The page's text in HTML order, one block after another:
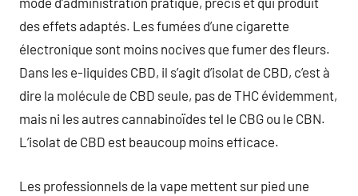
des effets adaptés. Les fumées d’une cigarette
électronique sont moins nocives que fumer des fleurs.
Dans les e-liquides CBD, il s’agit d’isolat de CBD, c’est à
dire la molécule de CBD seule, pas de THC évidemment,
mais ni les autres cannabinoïdes tel le CBG ou le CBN.
L’isolat de CBD est beaucoup moins efficace.
Les professionnels de la vape mettent sur pied une